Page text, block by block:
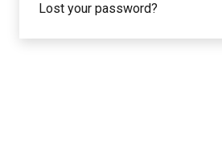
Lost your password?